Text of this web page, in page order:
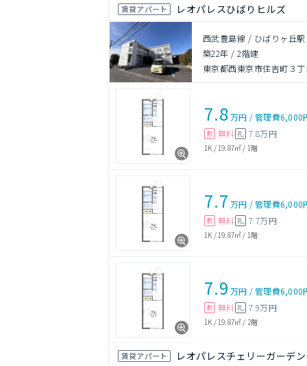
賃貸アパート レオパレスひばりヒルズ
西武豊島線 / ひばりヶ丘
築22年 /2階建
東京都西東京市住吉町３丁
7.8万円 /管理費6,000
敷 無料 礼 7.8万円
1K / 19.87㎡ / 1階
7.7 万円 /管理費6,000
敷 無料 礼 7.7万円
1K / 19.87㎡ / 1階
7.9 万円 /管理費6,000
敷 無料 礼 7.9万円
1K / 19.87㎡ / 2階
賃貸アパート レオパレスチェリーガーデ